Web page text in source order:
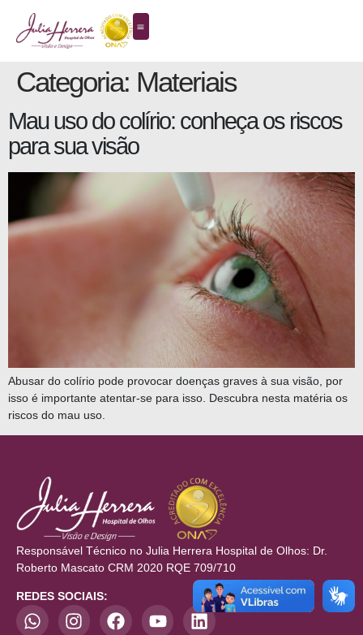
Categoria: Materiais
Mau uso do colírio: conheça os riscos
para sua visão
Abusar do colírio pode provocar doenças graves à sua visão, por
isso é importante atentar-se para isso. Descubra nesta matéria os
riscos do mau uso.
Responsável Técnico no Julia Herrera Hospital de Olhos: Dr.
Roberto Mascato CRM 2020 RQE 709/710
REDES SOCIAIS: